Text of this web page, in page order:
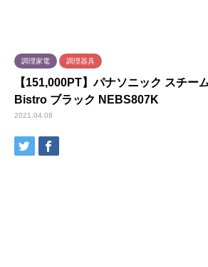
調理家電 調理器具
【151,000PT】パナソニック スチー
Bistro ブラック NEBS807K
2021.04.08